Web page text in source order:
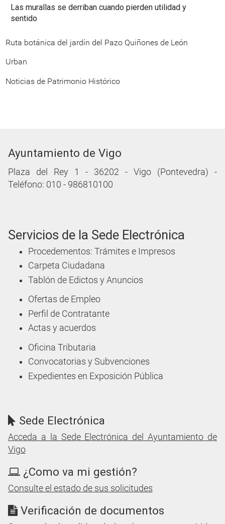
reparación de varios muros na
enchen as rúas de Vigo (17-07-
Cargando recomendaciones
Castro de Vigo
Sin defensas Vigo era presa fácil de piratas y enemigos
San Sebastián lugar estratégico de defensa de la villa
Una muralla de alma medieval y cuerpo moderno
cabo de A Laxe
Con la Reconquista Vigo se liberó de la ocupación
francesa
Vigo construye las murallas a pesar de las dificultades
sentido
Ruta botánica del jardín del Pazo Quiñones de León
Urban
Noticias de Patrimonio Histórico